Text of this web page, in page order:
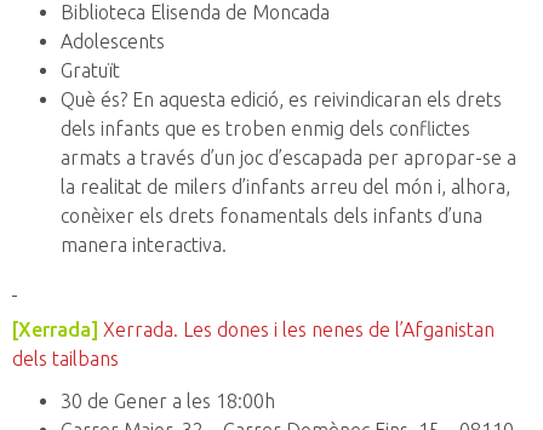
Biblioteca Elisenda de Moncada
Adolescents
Gratuït
Què és? En aquesta edició, es reivindicaran els drets
dels infants que es troben enmig dels conflictes
armats a través d’un joc d’escapada per apropar-se a
la realitat de milers d’infants arreu del món i, alhora,
conèixer els drets fonamentals dels infants d’una
manera interactiva.
[Xerrada] Xerrada. Les dones i les nenes de l’Afganistan
dels tailbans
30 de Gener a les 18:00h